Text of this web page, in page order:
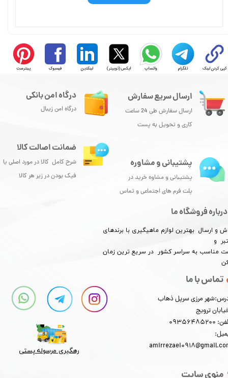
کپی کردن لینک تلگرام واتساپ ایکس (توییتر) لینکدین فیسبوک پینترست
ارسال سریع سفارش
ارسال سفارش طی 24 ساعت
کاری و تحویل به پست
درباره فروشگاه ما
و ارسال بهترین لوازم ماهیگیری با برندهای
و
مناسب به سراسر کشور در سریع ترین زمان
تماس با ما
مرزی سرپل ذهاب
ترویج
درگاه امن بانکی
درگاه امن زیبال
پشتیبانی و مشاوره
پشتیبانی و مشاوه خرید در
پلت فرم های اجتماعی و تماس
ضمانت اصالت کالا
شرح کامل کالا در مورد اصلی یا
فیک بودن در زیر هر کالا
رهگیری مرسوله پستی​​​​​​​